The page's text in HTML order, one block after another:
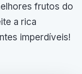
frutos do
a rica
imperdíveis!